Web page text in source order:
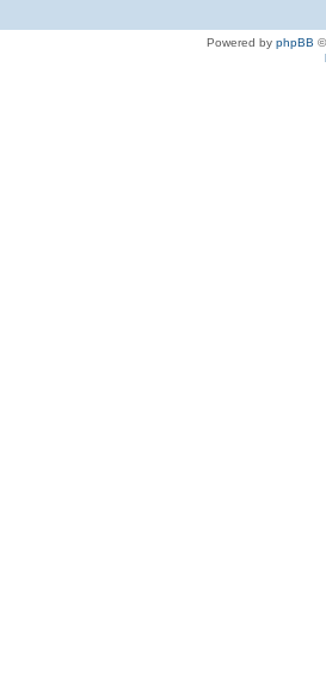
Powered by phpBB